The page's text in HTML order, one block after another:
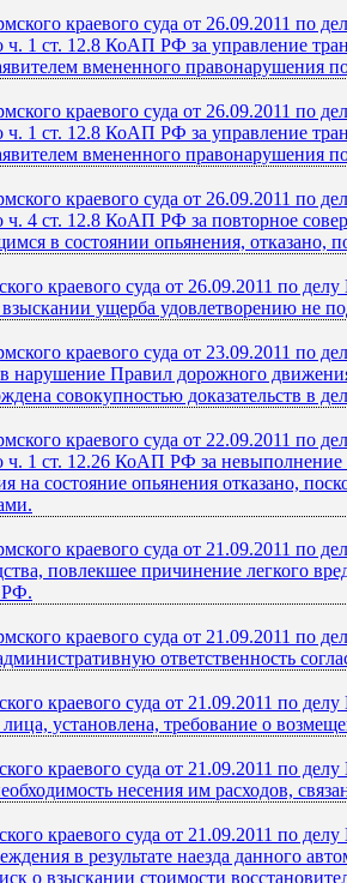
краевого суда от 26.09.2011 по
ч. 1 ст. 12.8 КоАП РФ за управление
вмененного правонарушения
краевого суда от 26.09.2011 по
ч. 1 ст. 12.8 КоАП РФ за управление
вмененного правонарушения
краевого суда от 26.09.2011 по
ч. 4 ст. 12.8 КоАП РФ за повторное
в состоянии опьянения, отказано,
краевого суда от 26.09.2011 по
ущерба удовлетворению не
краевого суда от 23.09.2011 по
Правил дорожного движения
совокупностью доказательств в
краевого суда от 22.09.2011 по
ч. 1 ст. 12.26 КоАП РФ за
на состояние опьянения отказано,
краевого суда от 21.09.2011 по
повлекшее причинение легкого
РФ.
краевого суда от 21.09.2011 по
ответственность
краевого суда от 21.09.2011 по
установлена, требование о
краевого суда от 21.09.2011 по
несения им расходов,
краевого суда от 21.09.2011 по
в результате наезда данного
о взыскании стоимости